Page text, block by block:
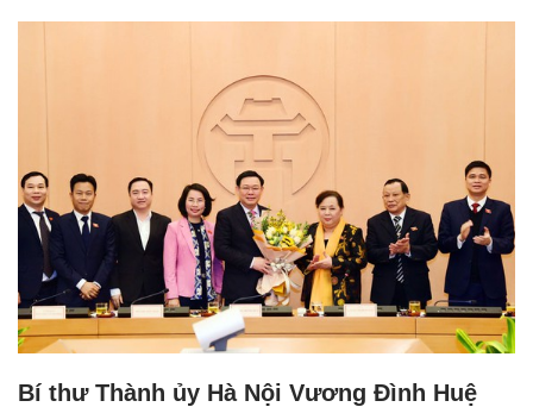
Bí thư Thành ủy Hà Nội Vương Đình Huệ